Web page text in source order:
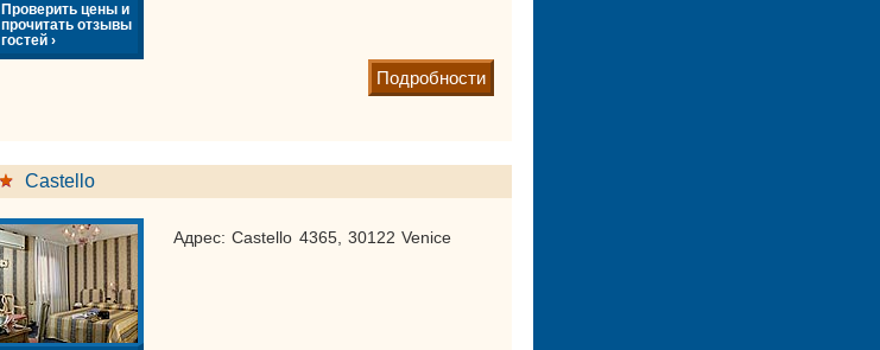
Проверить цены и
прочитать отзывы
гостей ›
Подробности
Castello
Адрес: Castello 4365, 30122 Venice